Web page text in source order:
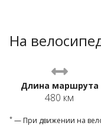
На
Длина маршрута
480 км
* — При движении на